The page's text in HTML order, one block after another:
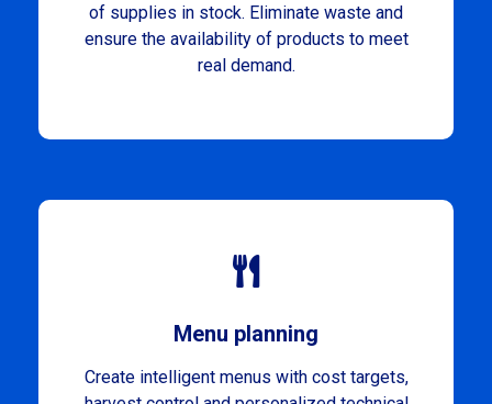
of supplies in stock. Eliminate waste and
ensure the availability of products to meet
real demand.
Menu planning
Create intelligent menus with cost targets,